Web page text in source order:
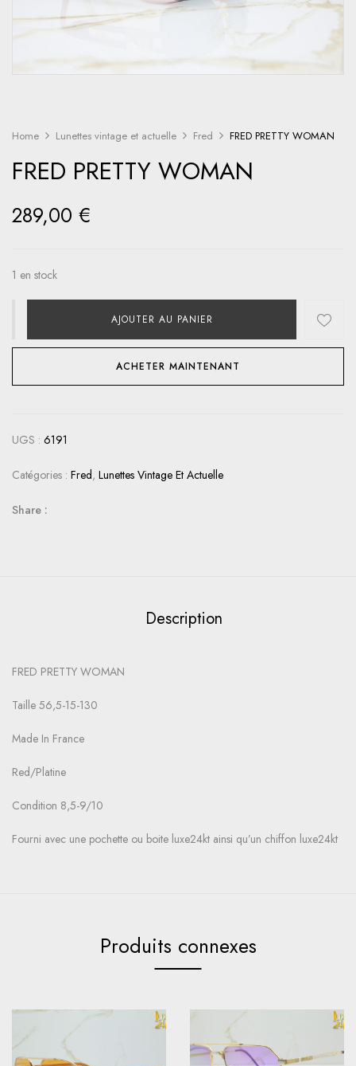
Home Lunettes vintage et actuelle Fred FRED PRETTY WOMAN
FRED PRETTY WOMAN
289,00 €
1 en stock
AJOUTER AU PANIER
ACHETER MAINTENANT
UGS : 6191
Catégories : Fred, Lunettes Vintage Et Actuelle
Share :
Description
FRED PRETTY WOMAN
Taille 56,5-15-130
Made In France
Red/Platine
Condition 8,5-9/10
Fourni avec une pochette ou boite luxe24kt ainsi qu’un chiffon luxe24kt
Produits connexes